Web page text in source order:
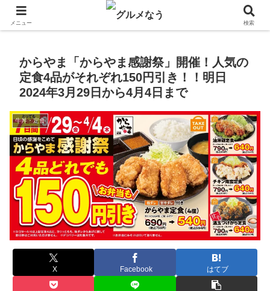
飲食店キャンペーン・食品飲料お菓子新発売のグルメニュース。
からやま「からやま感謝祭」開催！人気の
定食4品がそれぞれ150円引き！！明日
2024年3月29日から4月4日まで
牛丼・定食
X Facebook はてブ
メニュー 検索